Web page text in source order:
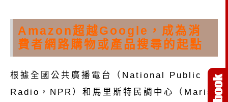
Amazon超越Google，成為消
費者網路購物或產品搜尋的起點
根據全國公共廣播電台（National Public
Radio，NPR）和馬里斯特民調中心（Marist